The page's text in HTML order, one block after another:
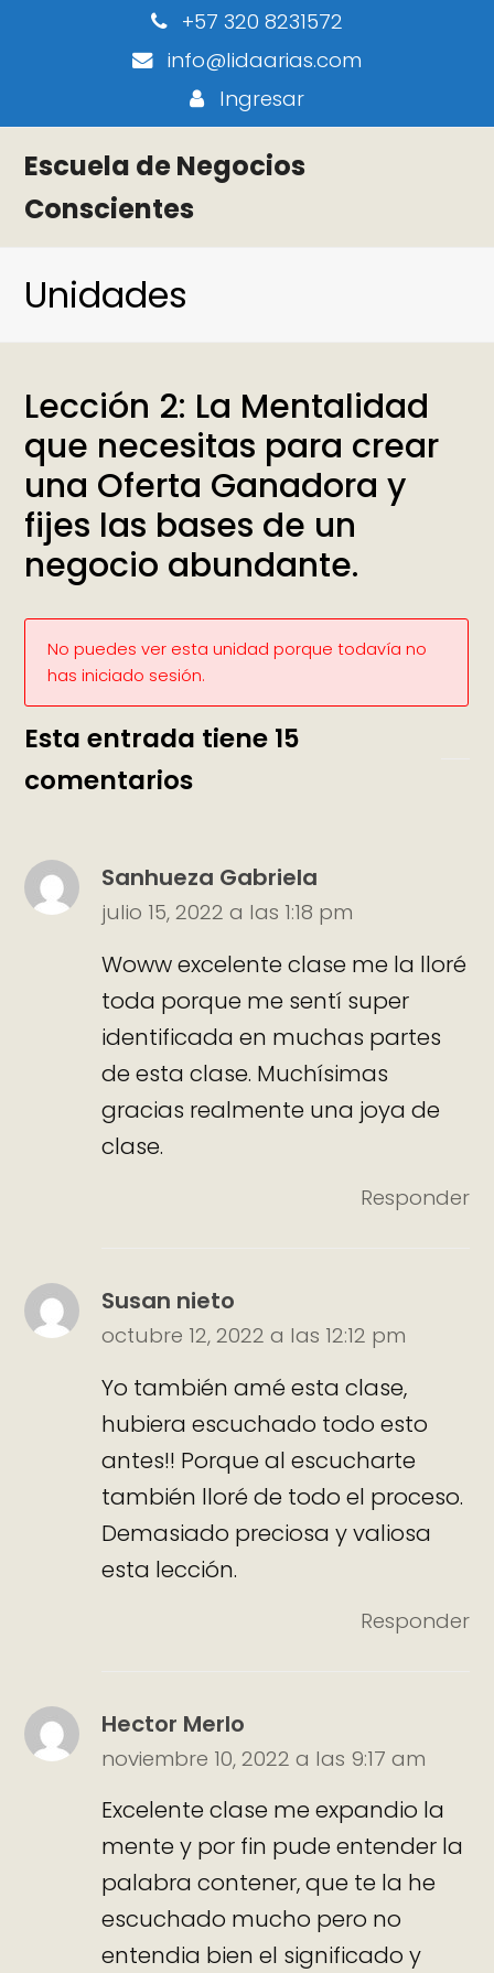
+57 320 8231572
info@lidaarias.com
Ingresar
Escuela de Negocios
Conscientes
Unidades
Lección 2: La Mentalidad
que necesitas para crear
una Oferta Ganadora y
fijes las bases de un
negocio abundante.
No puedes ver esta unidad porque todavía no
has iniciado sesión.
Esta entrada tiene 15
comentarios
Sanhueza Gabriela
julio 15, 2022 a las 1:18 pm
Woww excelente clase me la lloré
toda porque me sentí super
identificada en muchas partes
de esta clase. Muchísimas
gracias realmente una joya de
clase.
Responder
Susan nieto
octubre 12, 2022 a las 12:12 pm
Yo también amé esta clase,
hubiera escuchado todo esto
antes!! Porque al escucharte
también lloré de todo el proceso.
Demasiado preciosa y valiosa
esta lección.
Responder
Hector Merlo
noviembre 10, 2022 a las 9:17 am
Excelente clase me expandio la
mente y por fin pude entender la
palabra contener, que te la he
escuchado mucho pero no
entendia bien el significado y